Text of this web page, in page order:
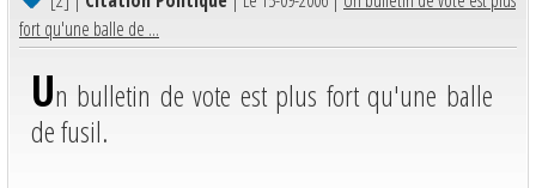
fort qu'une balle de ...
Un bulletin de vote est plus fort qu'une balle
de fusil.